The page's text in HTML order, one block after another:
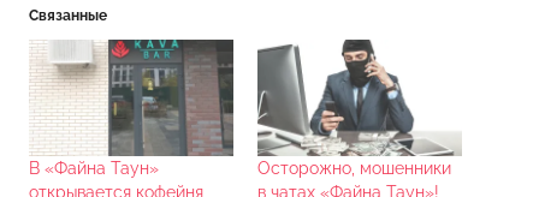
Связанные
В «Файна Таун»
открывается кофейня
Осторожно, мошенники
в чатах «Файна Таун»!